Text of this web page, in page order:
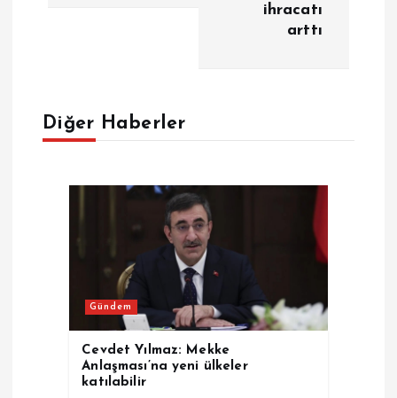
e
z
ihracatı
arttı
Diğer Haberler
Gündem
Cevdet Yılmaz: Mekke
Anlaşması’na yeni ülkeler
katılabilir